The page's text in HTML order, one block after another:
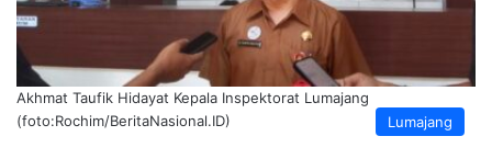
Lumajang
Akhmat Taufik Hidayat Kepala Inspektorat Lumajang
(foto:Rochim/BeritaNasional.ID)